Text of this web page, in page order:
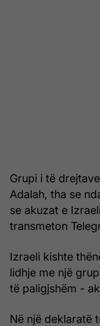
Grupi i të
Adalah, tha se
se akuzat e
transmeton
Izraeli kishte
lidhje me një
të paligjshëm -
Në një deklaratë